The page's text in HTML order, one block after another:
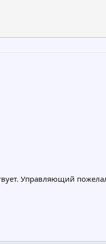
Управляющий